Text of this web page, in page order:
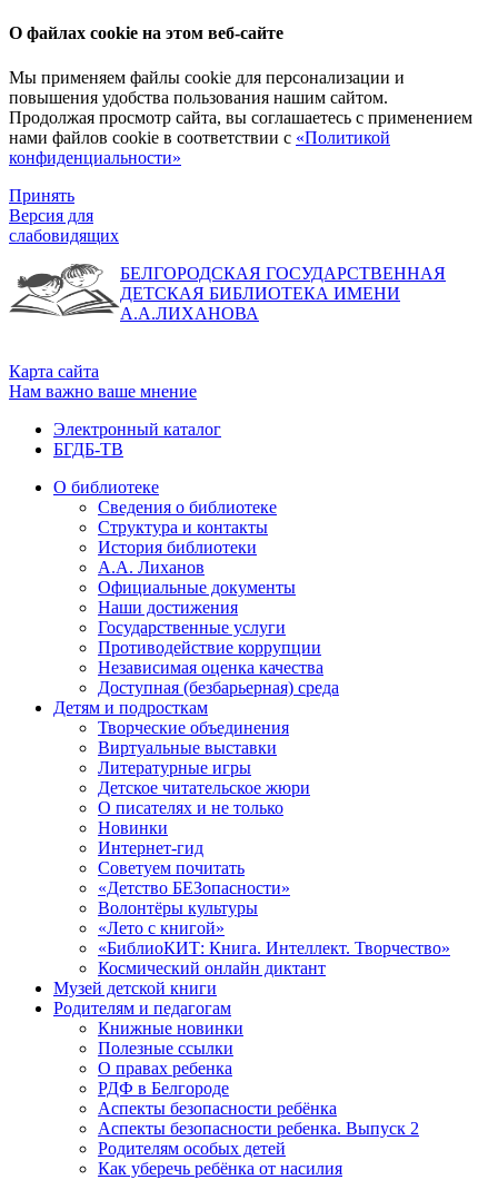
О файлах cookie на этом веб-сайте
Мы применяем файлы cookie для персонализации и
повышения удобства пользования нашим сайтом.
Продолжая просмотр сайта, вы соглашаетесь с применением
нами файлов cookie в соответствии с «Политикой
конфиденциальности»
Принять
Версия для
слабовидящих
БЕЛГОРОДСКАЯ ГОСУДАРСТВЕННАЯ
ДЕТСКАЯ БИБЛИОТЕКА ИМЕНИ
А.А.ЛИХАНОВА
Карта сайта
Нам важно ваше мнение
Электронный каталог
БГДБ-ТВ
О библиотеке
Сведения о библиотеке
Структура и контакты
История библиотеки
А.А. Лиханов
Официальные документы
Наши достижения
Государственные услуги
Противодействие коррупции
Независимая оценка качества
Доступная (безбарьерная) среда
Детям и подросткам
Творческие объединения
Виртуальные выставки
Литературные игры
Детское читательское жюри
О писателях и не только
Новинки
Интернет-гид
Советуем почитать
«Детство БЕЗопасности»
Волонтёры культуры
«Лето с книгой»
«БиблиоКИТ: Книга. Интеллект. Творчество»
Космический онлайн диктант
Музей детской книги
Родителям и педагогам
Книжные новинки
Полезные ссылки
О правах ребенка
РДФ в Белгороде
Аспекты безопасности ребёнка
Аспекты безопасности ребенка. Выпуск 2
Родителям особых детей
Как уберечь ребёнка от насилия